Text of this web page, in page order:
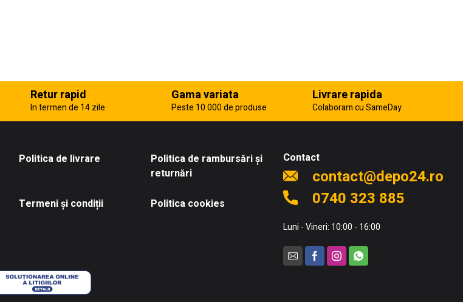
Retur rapid
In termen de 14 zile
Gama variata
Peste 10 000 de produse
Livrare rapida
Colaboram cu SameDay
Politica de livrare
Politica de rambursări și
returnări
Termeni și condiții Politica cookies
Contact
contact@depo24.ro
0740 323 885
Luni - Vineri: 10:00 - 16:00